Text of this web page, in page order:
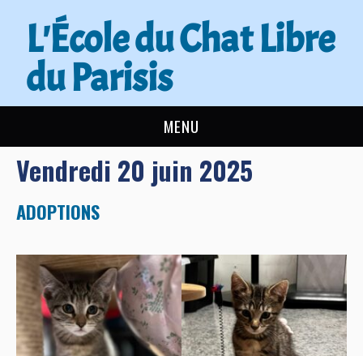
L'École du Chat Libre
du Parisis
MENU
L’ÉCOLE DU CHAT
ACTUALITÉS
ADOPTER
NOUS AIDER
CONTACT
Vendredi 20 juin 2025
ADOPTIONS